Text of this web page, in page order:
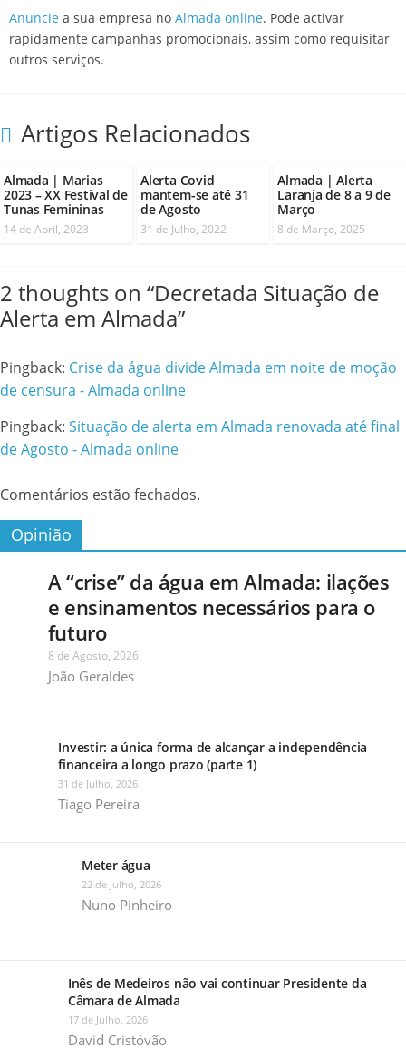
Anuncie a sua empresa no Almada online. Pode activar
rapidamente campanhas promocionais, assim como requisitar
outros serviços.
Artigos Relacionados
Almada | Marias
2023 – XX Festival de
Tunas Femininas
14 de Abril, 2023
Alerta Covid
mantem-se até 31
de Agosto
31 de Julho, 2022
Almada | Alerta
Laranja de 8 a 9 de
Março
8 de Março, 2025
2 thoughts on “Decretada Situação de
Alerta em Almada”
Pingback: Crise da água divide Almada em noite de moção
de censura - Almada online
Pingback: Situação de alerta em Almada renovada até final
de Agosto - Almada online
Comentários estão fechados.
Opinião
A “crise” da água em Almada: ilações
e ensinamentos necessários para o
futuro
8 de Agosto, 2026
João Geraldes
Investir: a única forma de alcançar a independência
financeira a longo prazo (parte 1)
31 de Julho, 2026
Tiago Pereira
Meter água
22 de Julho, 2026
Nuno Pinheiro
Inês de Medeiros não vai continuar Presidente da
Câmara de Almada
17 de Julho, 2026
David Cristóvão